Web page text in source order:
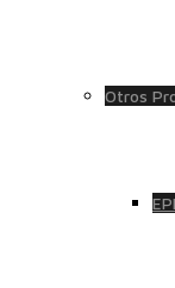
Otros